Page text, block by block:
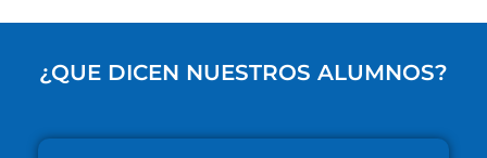
¿QUE DICEN NUESTROS ALUMNOS?